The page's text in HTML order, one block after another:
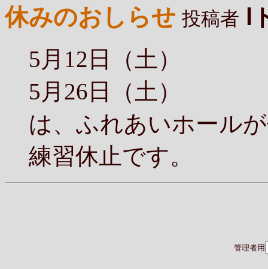
休みのおしらせ 投稿者
5月12日（土）
5月26日（土）
は、ふれあいホール
練習休止です。
管理者用